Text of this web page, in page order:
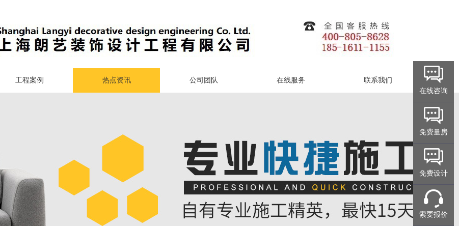
工程案例 热点资讯 公司团队 在线服务 联系我们
在线咨询
免费量房
免费设计
索要报价